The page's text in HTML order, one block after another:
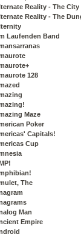
Reality - The City
Reality - The
Laufenden Band
128
Maze
Poker
Capitals!
Cup
The
Man
Empire